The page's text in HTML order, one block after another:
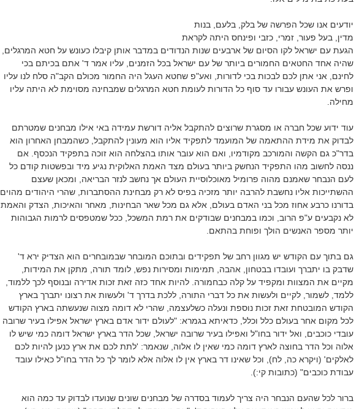
יודעים אנו שכל הפרשה של בלק, בלעם, בנות
מדין, בעל פעור, זמרי, כזבי ופינחס היתה לקראת
הגעת עם ישראל לקו הסיום של ארבעים שנות הנדודים במדבר אותן קיבלו כעונש על חטא המרגלים,
שהיה אחד החטאים החמורים ביותר של עם ישראל בכל הזמנים, עליו אמר ד' אתם בכיתם בכי
לחינם, אני אתן לכם לבכות בכי לדורות, ואע"פ שחטא העגל היה החמור מכולם הקב"ה סלח לנו עליו
ופרש את העונש עבורו עד סוף כל הדורות לעומת חטא המרגלים שמבחינה מסוימת לא היתה עליו
מחילה.
עוד ידוע שכל חברה או מסגרת שרוצים להתקבל אליה דורשת עמידה באי אילו מבחנים שמטרתם
לבדוק את מידת ההתאמה של המועמד לתפקיד אליו הוא מעונין להתקבל, כשהמבחן האחרון הוא
בדר"כ גם הקשה והמורכב מקודמיו, ואם הוא עובר אותו בהצלחה הוא זוכה בתפקיד הנכסף. אם
ננסה לחשוב מהו התפקיד הנחשק ביותר בעולם מצד האמת האלוקית נגיע מיד ובפשטות קודם כל
לעם הנבחר שאמנם מהוה פרומיל מאוכלוסיית העולם אך נחשב לנזר הבריאה, ומכאן שעצם
ההשתייכות אליו נחשבת להרבה יותר מזכיה בפיס לא רק מבחינת ההסתברות, שהרי היהודים מהוים
בדורנו כרבע אחוז מכל בני האדם בעולם, אלא גם מכל שאר הבחינות, מאחר והאיכות, הצדק והאמת
לא נקבעים ע"פ הרוב, וכמו במבחנים שבודקים את רמת המשכל, ככל שמטפסים לרמות הגבוהות
יותר מספר האנשים הולך ופוחת בהתאם.
גם בתוך עם הקודש יש מגוון רחב של תפקידים ובתוכם המובחר שבמובחרים הוא הצדיק ירא ד'
שדבק בו יתברך ועובדו בבטחון, אהבה, תמימות ומסירות נפש, לומד תורה, מתקן את המידות,
מקיים את המצוות ומקפיד על קלה כבחמורה. להיות אחד כזה זאת זכות אדירה ובנוסף לכך ללמוד,
ללמד, לשמור, לקיים ולעשות את כל דברי התורה, ללכת בדרך ד' ולעשות את רצונו יתברך בארץ
הקודש המובטחת זאת זכות נוספת ונעלה כשלעצמה, שהרי לא דומה מצוה שנעשתה בארץ הקודש
לכל מקום אחר בעולם כלל וכלל, כדאיתא בגמרא: "לעולם ידור אדם בארץ ישראל אפילו בעיר שרובה
עובדי כוכבים, ואל ידור בחו"ל ואפילו בעיר שרובה ישראל, שכל הדר בארץ ישראל דומה כמי שיש לו
אלוה וכל הדר בחוצה לארץ דומה כמי שאין לו אלוה, שנאמר: 'לתת לכם את ארץ כנען להיות לכם
לאלקים' (ויקרא כה, לח), וכל שאינו דר בארץ אין לו אלוה אלא לומר לך כל הדר בחו"ל כאילו עובד
עבודת כוכבים" (כתובות קי:).
ברור לכל שהעם הנבחר היה צריך לעמוד בסדרה של מבחנים שונים שנועדו לבדוק עד כמה הוא